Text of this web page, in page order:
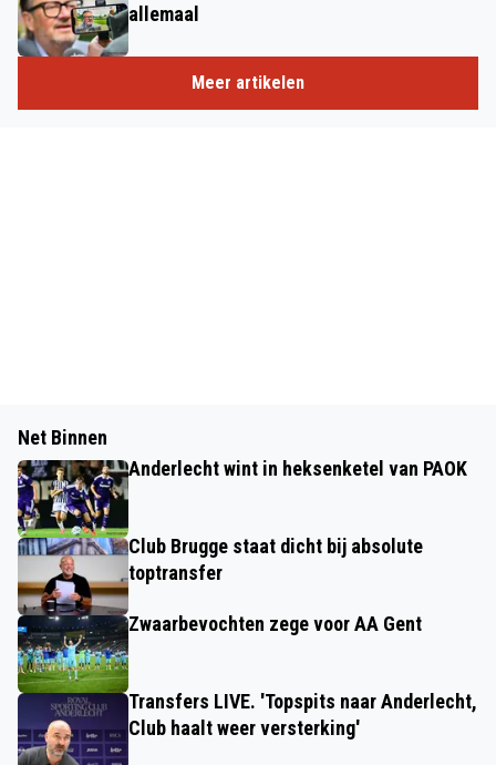
allemaal
Meer artikelen
Net Binnen
Anderlecht wint in heksenketel van PAOK
Club Brugge staat dicht bij absolute
toptransfer
Zwaarbevochten zege voor AA Gent
Transfers LIVE. 'Topspits naar Anderlecht,
Club haalt weer versterking'